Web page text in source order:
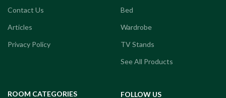
Contact Us
Articles
Privacy Policy
Bed
Wardrobe
TV Stands
See All Products
ROOM CATEGORIES FOLLOW US